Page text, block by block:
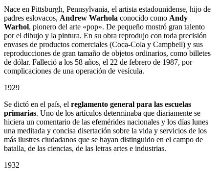
Nace en Pittsburgh, Pennsylvania, el artista estadounidense, hijo de
padres eslovacos, Andrew Warhola conocido como Andy
Warhol, pionero del arte «pop». De pequeño mostró gran talento
por el dibujo y la pintura. En su obra reprodujo con toda precisión
envases de productos comerciales (Coca-Cola y Campbell) y sus
reproducciones de gran tamaño de objetos ordinarios, como billetes
de dólar. Falleció a los 58 años, el 22 de febrero de 1987, por
complicaciones de una operación de vesícula.
1929
Se dictó en el país, el reglamento general para las escuelas
primarias. Uno de los artículos determinaba que diariamente se
hiciera un comentario de las efemérides nacionales y los días lunes
una meditada y concisa disertación sobre la vida y servicios de los
más ilustres ciudadanos que se hayan distinguido en el campo de
batalla, de las ciencias, de las letras artes e industrias.
1932